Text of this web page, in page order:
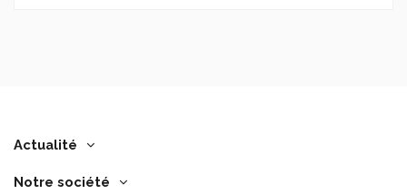
Actualité
Notre société